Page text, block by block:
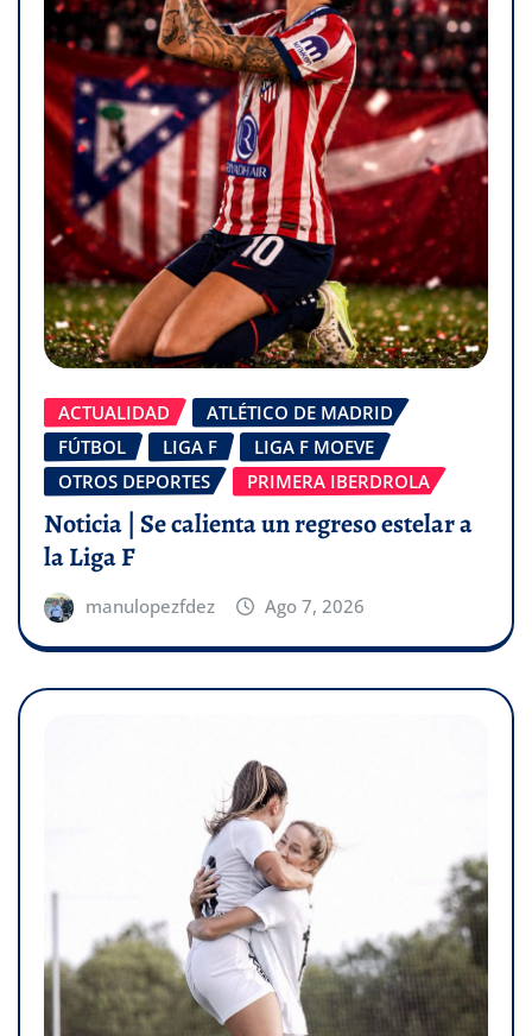
ACTUALIDAD
ATLÉTICO DE MADRID
FÚTBOL
LIGA F
LIGA F MOEVE
OTROS DEPORTES
PRIMERA IBERDROLA
Noticia | Se calienta un regreso estelar a
la Liga F
manulopezfdez Ago 7, 2026